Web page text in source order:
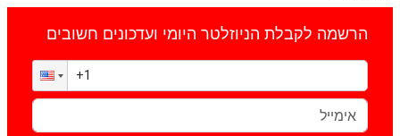
הרשמה לקבלת הניוזלטר היומי ועדכונים חשובים